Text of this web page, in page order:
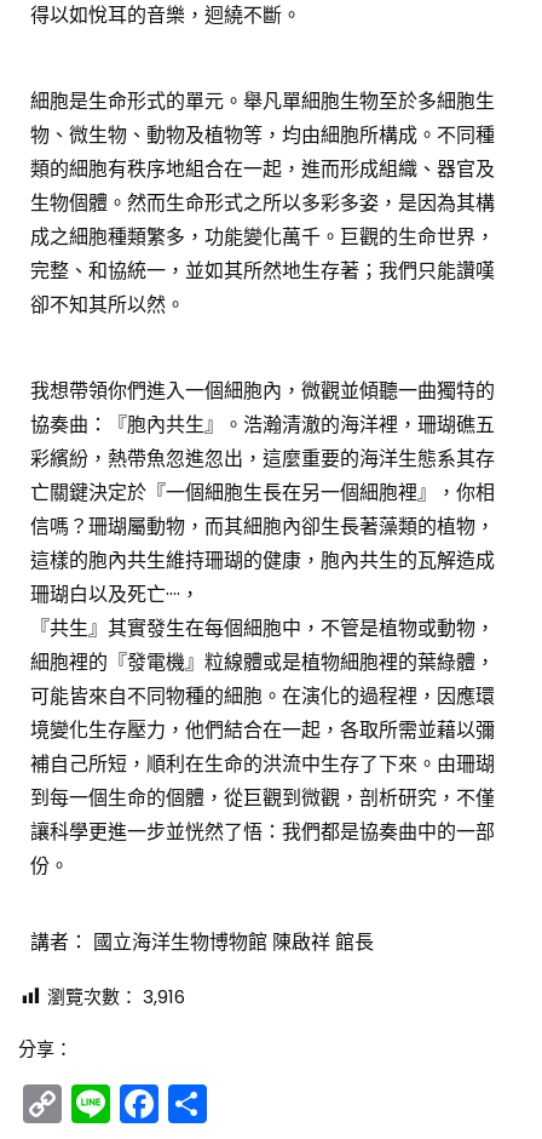
得以如悅耳的音樂，迴繞不斷。
細胞是生命形式的單元。舉凡單細胞生物至於多細胞生
物、微生物、動物及植物等，均由細胞所構成。不同種
類的細胞有秩序地組合在一起，進而形成組織、器官及
生物個體。然而生命形式之所以多彩多姿，是因為其構
成之細胞種類繁多，功能變化萬千。巨觀的生命世界，
完整、和協統一，並如其所然地生存著；我們只能讚嘆
卻不知其所以然。
我想帶領你們進入一個細胞內，微觀並傾聽一曲獨特的
協奏曲：『胞內共生』。浩瀚清澈的海洋裡，珊瑚礁五
彩繽紛，熱帶魚忽進忽出，這麼重要的海洋生態系其存
亡關鍵決定於『一個細胞生長在另一個細胞裡』，你相
信嗎？珊瑚屬動物，而其細胞內卻生長著藻類的植物，
這樣的胞內共生維持珊瑚的健康，胞內共生的瓦解造成
珊瑚白以及死亡····，
『共生』其實發生在每個細胞中，不管是植物或動物，
細胞裡的『發電機』粒線體或是植物細胞裡的葉綠體，
可能皆來自不同物種的細胞。在演化的過程裡，因應環
境變化生存壓力，他們結合在一起，各取所需並藉以彌
補自己所短，順利在生命的洪流中生存了下來。由珊瑚
到每一個生命的個體，從巨觀到微觀，剖析研究，不僅
讓科學更進一步並恍然了悟：我們都是協奏曲中的一部
份。
講者： 國立海洋生物博物館 陳啟祥 館長
瀏覽次數： 3,916
分享：
Copy
LineFacebook